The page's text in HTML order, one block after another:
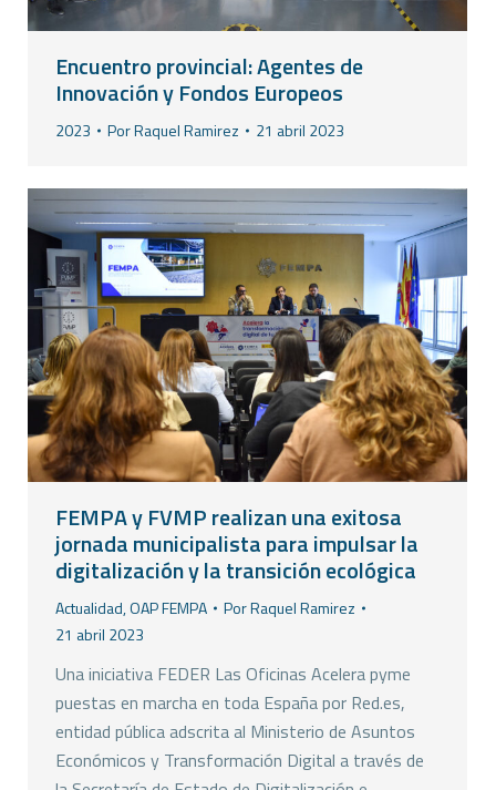
Encuentro provincial: Agentes de
Innovación y Fondos Europeos
2023 PorRaquel Ramirez 21 abril 2023
FEMPA y FVMP realizan una exitosa
jornada municipalista para impulsar la
digitalización y la transición ecológica
Actualidad,OAP FEMPA PorRaquel Ramirez
21 abril 2023
Una iniciativa FEDER Las Oficinas Acelera pyme
puestas en marcha en toda España por Red.es,
entidad pública adscrita al Ministerio de Asuntos
Económicos y Transformación Digital a través de